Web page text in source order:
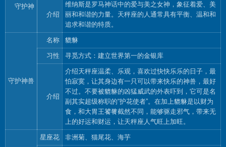
守护神
介绍
维纳斯是罗马神话中的爱与美之女神，象征着爱、美
丽和和谐的力量。天秤座的人通常具有平衡、温和和
追求和谐的特质。
守护神兽
名称 貔貅
习性 寻觅方式：建立世界第一的金银库
介绍
介绍天秤座温柔、乐观，喜欢过快快乐乐的日子，最
怕寂寞，让其身边有一只可以带来快乐的神兽，最好
不过。不要被貔貅的凶猛威武的外表吓到，它可是名
副其实超级称职的“护花使者”。在加上貔貅是以财为
食，和大胃王饕餮截然不同，能够驱走邪气，带来无
上的好运和财运，让天秤座人气旺上加旺。
星座花 非洲菊、猫尾花、海芋